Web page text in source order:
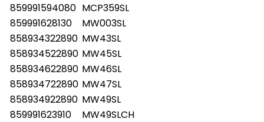
859991594080 MCP359SL
859991628130
MW003SL
858934322890 MW43SL
858934522890 MW45SL
858934622890 MW46SL
858934722890 MW47SL
858934922890 MW49SL
859991623910
MW49SLCH